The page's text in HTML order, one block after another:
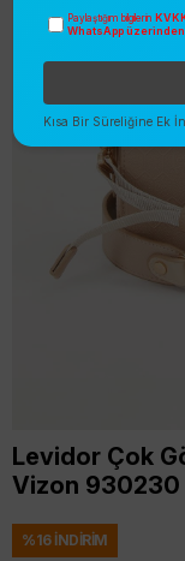
Levidor Çok
Vizon 930230
%16İNDIRIM
Paylaştığım bilgilerin
WhatsApp
Kısa Bir Süreliğine Ek